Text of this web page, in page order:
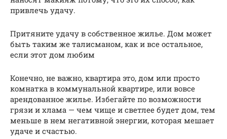
привлечь удачу.
Притяните удачу в собственное жилье. Дом может
быть таким же талисманом, как и все остальное,
если этот дом любим
Конечно, не важно, квартира это, дом или просто
комнатка в коммунальной квартире, или вовсе
арендованное жилье. Избегайте по возможности
грязи и хлама — чем чище и светлее будет дом, тем
меньше в нем негативной энергии, которая мешает
удаче и счастью.